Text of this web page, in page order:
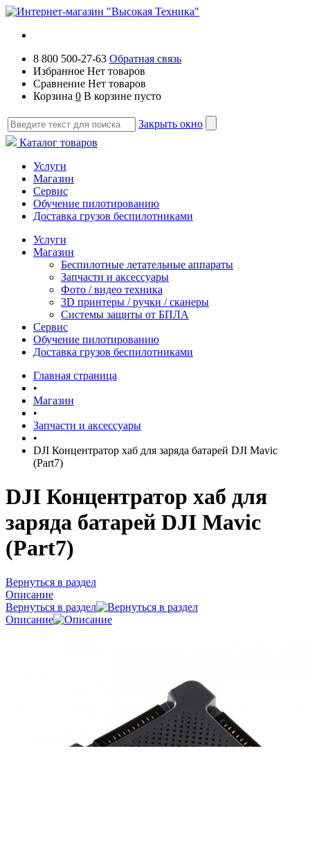
8 800 500-27-63 Обратная связь
Избранное Нет товаров
Сравнение Нет товаров
Корзина 0 В корзине пусто
Закрыть окно
Каталог товаров
Услуги
Магазин
Сервис
Обучение пилотированию
Доставка грузов беспилотниками
Услуги
Магазин
Беспилотные летательные аппараты
Запчасти и аксессуары
Фото / видео техника
3D принтеры / ручки / сканеры
Системы защиты от БПЛА
Сервис
Обучение пилотированию
Доставка грузов беспилотниками
Главная страница
•
Магазин
•
Запчасти и аксессуары
•
DJI Концентратор хаб для заряда батарей DJI Mavic
(Part7)
DJI Концентратор хаб для
заряда батарей DJI Mavic
(Part7)
Вернуться в раздел
Описание
Вернуться в раздел
Описание